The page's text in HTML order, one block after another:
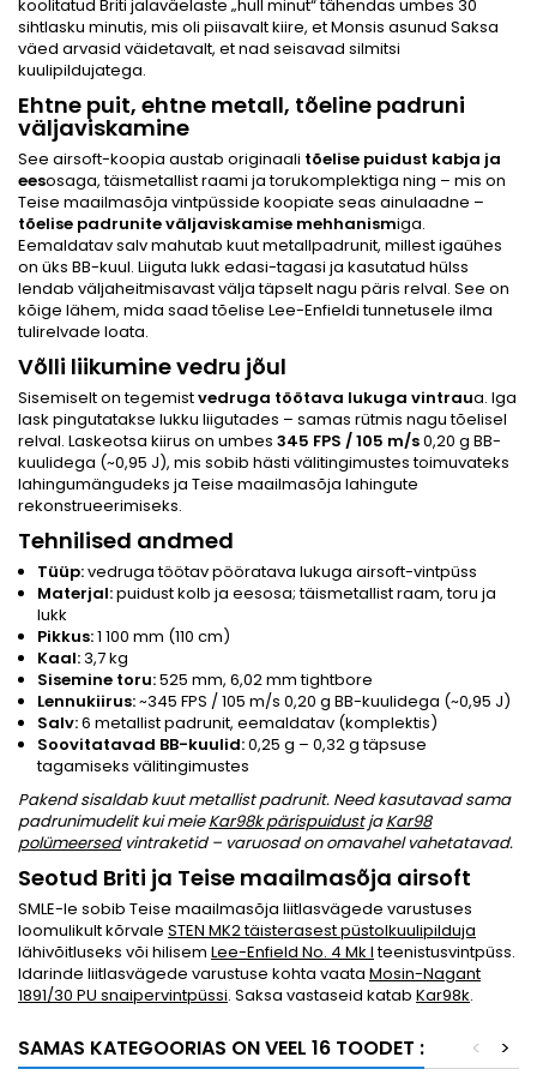
koolitatud Briti jalaväelaste „hull minut“ tähendas umbes 30
sihtlasku minutis, mis oli piisavalt kiire, et Monsis asunud Saksa
väed arvasid väidetavalt, et nad seisavad silmitsi
kuulipildujatega.
Ehtne puit, ehtne metall, tõeline padruni
väljaviskamine
See airsoft-koopia austab originaali tõelise puidust kabja ja
eesosaga, täismetallist raami ja torukomplektiga ning – mis on
Teise maailmasõja vintpüsside koopiate seas ainulaadne –
tõelise padrunite väljaviskamise mehhanismiga.
Eemaldatav salv mahutab kuut metallpadrunit, millest igaühes
on üks BB-kuul. Liiguta lukk edasi-tagasi ja kasutatud hülss
lendab väljaheitmisavast välja täpselt nagu päris relval. See on
kõige lähem, mida saad tõelise Lee-Enfieldi tunnetusele ilma
tulirelvade loata.
Võlli liikumine vedru jõul
Sisemiselt on tegemistvedruga töötava lukuga vintraua. Iga
lask pingutatakse lukku liigutades – samas rütmis nagu tõelisel
relval. Laskeotsa kiirus on umbes 345 FPS / 105 m/s0,20 g BB-
kuulidega (~0,95 J), mis sobib hästi välitingimustes toimuvateks
lahingumängudeks ja Teise maailmasõja lahingute
rekonstrueerimiseks.
Tehnilised andmed
Tüüp:vedruga töötav pööratava lukuga airsoft-vintpüss
Materjal:puidust kolb ja eesosa; täismetallist raam, toru ja
lukk
Pikkus:1 100 mm (110 cm)
Kaal:3,7 kg
Sisemine toru:525 mm, 6,02 mm tightbore
Lennukiirus:~345 FPS / 105 m/s 0,20 g BB-kuulidega (~0,95 J)
Salv:6 metallist padrunit, eemaldatav (komplektis)
Soovitatavad BB-kuulid:0,25 g – 0,32 g täpsuse
tagamiseks välitingimustes
Pakend sisaldab kuut metallist padrunit. Need kasutavad sama
padrunimudelit kui meieKar98k pärispuidustjaKar98
polümeersedvintraketid – varuosad on omavahel vahetatavad.
Seotud Briti ja Teise maailmasõja airsoft
SMLE-le sobib Teise maailmasõja liitlasvägede varustuses
loomulikult kõrvale STEN MK2 täisterasest püstolkuulipilduja
lähivõitluseks või hilisem Lee-Enfield No. 4 Mk Iteenistusvintpüss.
Idarinde liitlasvägede varustuse kohta vaata Mosin-Nagant
1891/30 PU snaipervintpüssi. Saksa vastaseid katab Kar98k.
SAMAS KATEGOORIAS ON VEEL 16 TOODET : >
<